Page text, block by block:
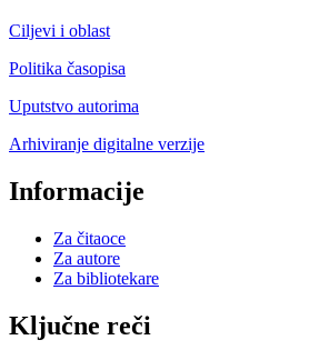
Ciljevi i oblast
Politika časopisa
Uputstvo autorima
Arhiviranje digitalne verzije
Informacije
Za čitaoce
Za autore
Za bibliotekare
Ključne reči